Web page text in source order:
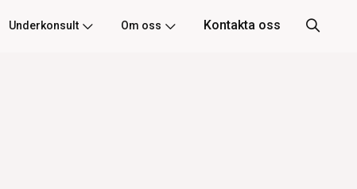
Underkonsult Om oss Kontakta oss